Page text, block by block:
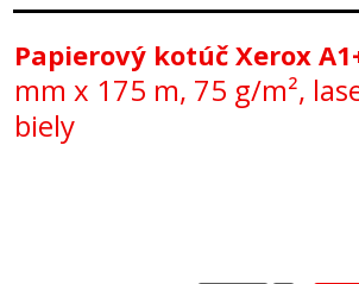
Papierový kotúč Xerox
mm x 175 m, 75 g/m²,
biely